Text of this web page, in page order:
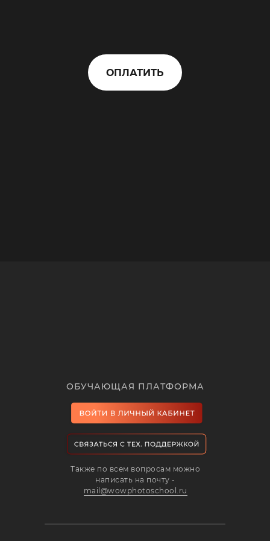
ОПЛАТИТЬ
ОБУЧАЮЩАЯ ПЛАТФОРМА
Также по всем вопросам можно
написать на почту -
mail@wowphotoschool.ru